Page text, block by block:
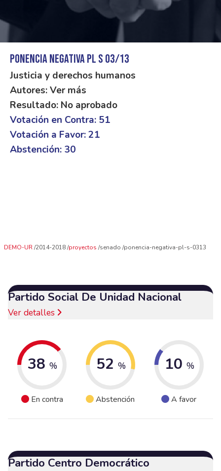
Ponencia Negativa PL S 03/13
Justicia y derechos humanos
Autores: Ver más
Resultado: No aprobado
Votación en Contra: 51
Votación a Favor: 21
Abstención: 30
DEMO-UR 2014-2018 proyectos senado ponencia-negativa-pl-s-0313
Partido Social De Unidad Nacional
Ver detalles
38 %
En contra
52 %
Abstención
10 %
A favor
Partido Centro Democrático